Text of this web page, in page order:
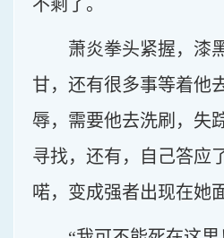
不剩了。
萧炎拳头紧握，漆
甘，还有很多事等着他
辱，需要他去洗刷，失
寻找，还有，自己答应
喏，变成强者出现在